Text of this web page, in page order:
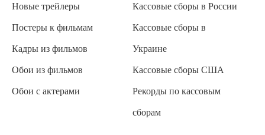
Новые трейлеры
Постеры к фильмам
Кадры из фильмов
Обои из фильмов
Обои с актерами
Кассовые сборы в России
Кассовые сборы в
Украине
Кассовые сборы США
Рекорды по кассовым
сборам